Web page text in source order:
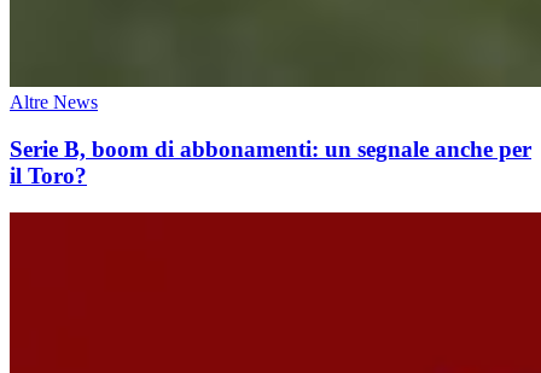
Altre News
Serie B, boom di abbonamenti: un segnale anche per
il Toro?